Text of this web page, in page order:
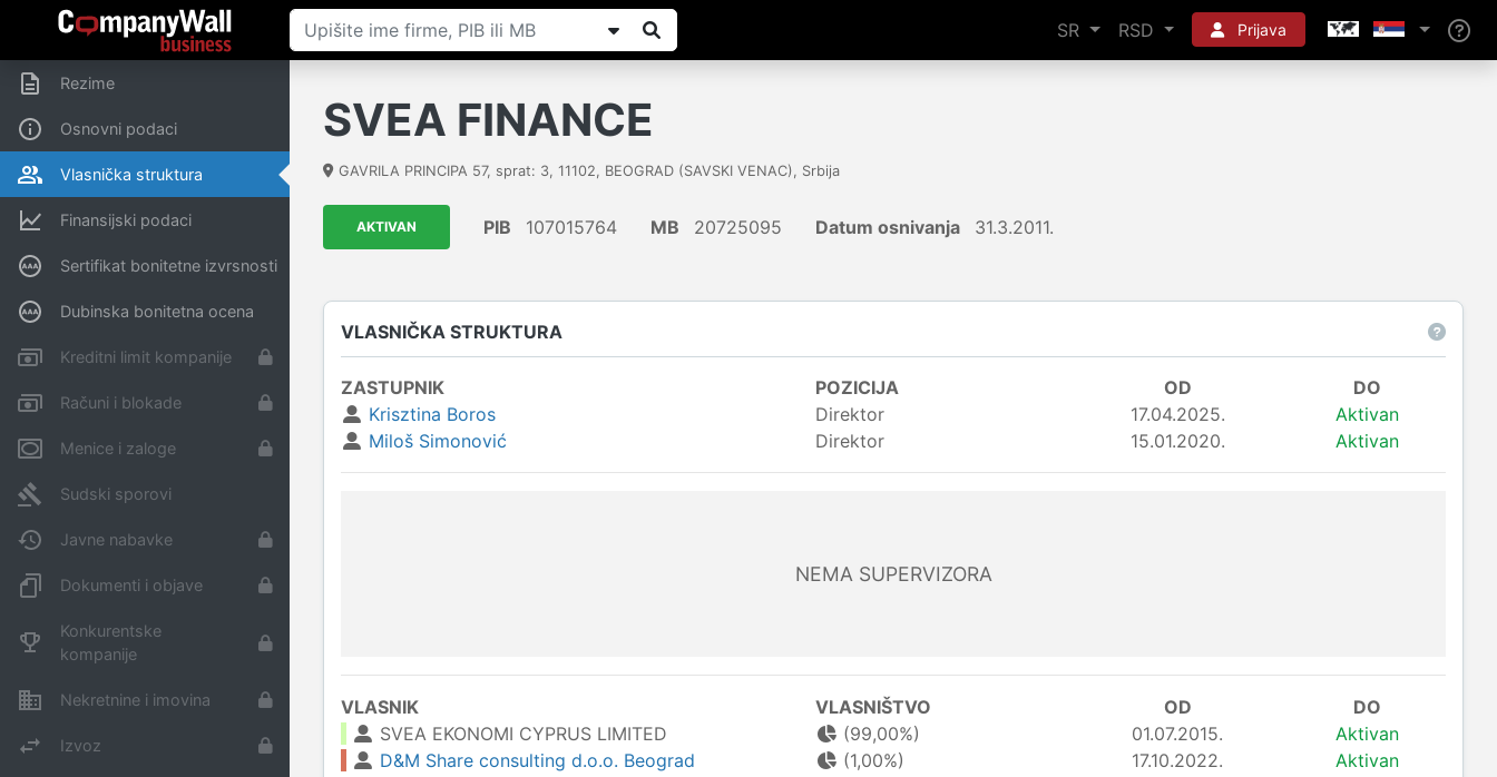
SR RSD Prijava
Rezime
Osnovni podaci
Vlasnička struktura
Finansijski podaci
Sertifikat bonitetne izvrsnosti
Dubinska bonitetna ocena
Kreditni limit kompanije
Računi i blokade
Menice i zaloge
Sudski sporovi
Javne nabavke
Dokumenti i objave
Konkurentske
kompanije
Nekretnine i imovina
Izvoz
SVEA FINANCE
GAVRILA PRINCIPA 57, sprat: 3, 11102, BEOGRAD (SAVSKI VENAC), Srbija
AKTIVAN PIB 107015764 MB 20725095 Datum osnivanja 31.3.2011.
VLASNIČKA STRUKTURA
ZASTUPNIK POZICIJA OD
DO
Krisztina Boros
Direktor 17.04.2025.
Aktivan
Miloš Simonović
Direktor 15.01.2020. Aktivan
NEMA SUPERVIZORA
VLASNIK VLASNIŠTVO OD
DO
SVEA EKONOMI CYPRUS LIMITED
(99,00%) 01.07.2015.
Aktivan
D&M Share consulting d.o.o. Beograd
(1,00%) 17.10.2022. Aktivan